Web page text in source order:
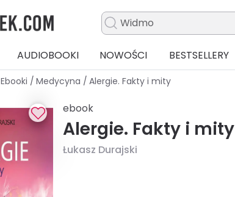
AUDIOBOOKI NOWOŚCI BESTSELLERY
Ebooki / Medycyna / Alergie. Fakty i mity
ebook
Alergie. Fakty i mity
Łukasz Durajski